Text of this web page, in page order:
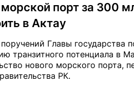
порт за 300
в Актау
Главы государства
транзитного потенциала в
нового морского порта,
РК.